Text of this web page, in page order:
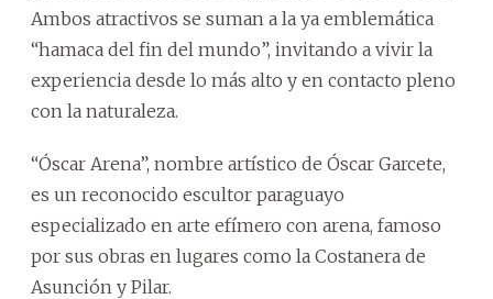
Ambos atractivos se suman a la ya emblemática
“hamaca del fin del mundo”, invitando a vivir la
experiencia desde lo más alto y en contacto pleno
con la naturaleza.
“Óscar Arena”, nombre artístico de Óscar Garcete,
es un reconocido escultor paraguayo
especializado en arte efímero con arena, famoso
por sus obras en lugares como la Costanera de
Asunción y Pilar.